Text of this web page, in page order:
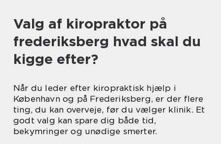
Valg af kiropraktor på
frederiksberg hvad skal du
kigge efter?
Når du leder efter kiropraktisk hjælp i
København og på Frederiksberg, er der flere
ting, du kan overveje, før du vælger klinik. Et
godt valg kan spare dig både tid,
bekymringer og unødige smerter.